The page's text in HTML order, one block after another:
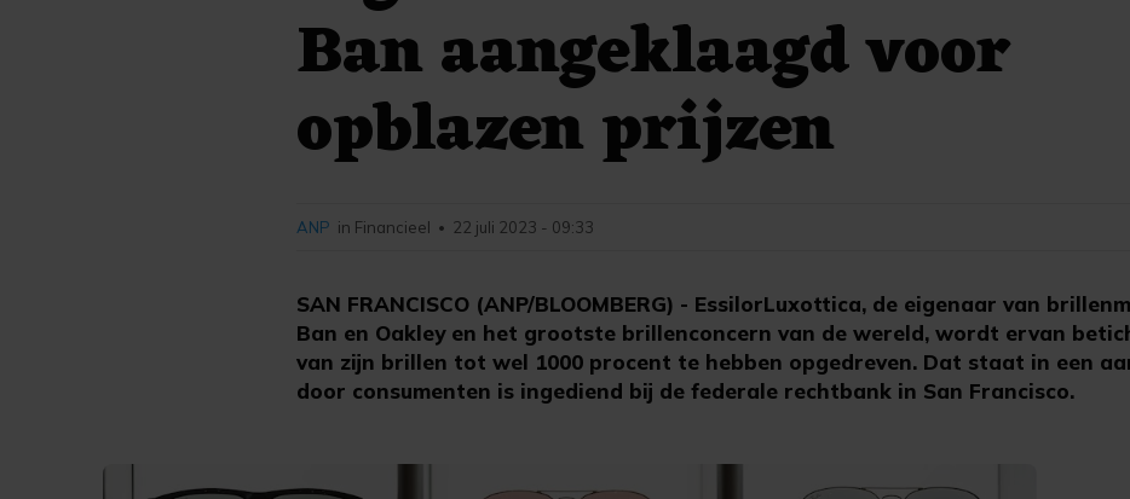
Ban aangeklaagd voor
opblazen prijzen
SAN FRANCISCO (ANP/BLOOMBERG) - EssilorLuxottica, de eigenaar van
Ban en Oakley en het grootste brillenconcern van de wereld, wordt ervan
van zijn brillen tot wel 1000 procent te hebben opgedreven. Dat staat in een
door consumenten is ingediend bij de federale rechtbank in San Francisco.
ANP in Financieel • 22 juli 2023 - 09:33